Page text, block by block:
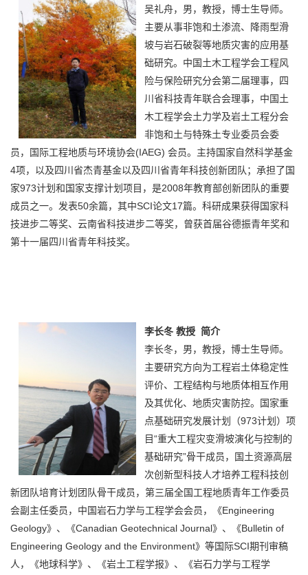
吴礼舟，男，教授，博士生导师。
主要从事非饱和土渗流、降雨型滑
坡与岩石破裂等地质灾害的应用基
础研究。中国土木工程学会工程风
险与保险研究分会第二届理事，四
川省科技青年联合会理事，中国土
木工程学会土力学及岩土工程分会
非饱和土与特殊土专业委员会委
员，国际工程地质与环境协会(IAEG) 会员。主持国家自然科学基金
4项，以及四川省杰青基金以及四川省青年科技创新团队；承担了国
家973计划和国家支撑计划项目，是2008年教育部创新团队的重要
成员之一。发表50余篇，其中SCI论文17篇。科研成果获得国家科
技进步二等奖、云南省科技进步二等奖，曾获首届谷德振青年奖和
第十一届四川省青年科技奖。
李长冬 教授 简介
李长冬，男，教授，博士生导师。
主要研究方向为工程岩土体稳定性
评价、工程结构与地质体相互作用
及其优化、地质灾害防控。国家重
点基础研究发展计划（973计划）项
目“重大工程灾变滑坡演化与控制的
基础研究”骨干成员，国土资源高层
次创新型科技人才培养工程科技创
新团队培育计划团队骨干成员，第三届全国工程地质青年工作委员
会副主任委员，中国岩石力学与工程学会会员，《Engineering
Geology》、《Canadian Geotechnical Journal》、《Bulletin of
Engineering Geology and the Environment》等国际SCI期刊审稿
人，《地球科学》、《岩土工程学报》、《岩石力学与工程学